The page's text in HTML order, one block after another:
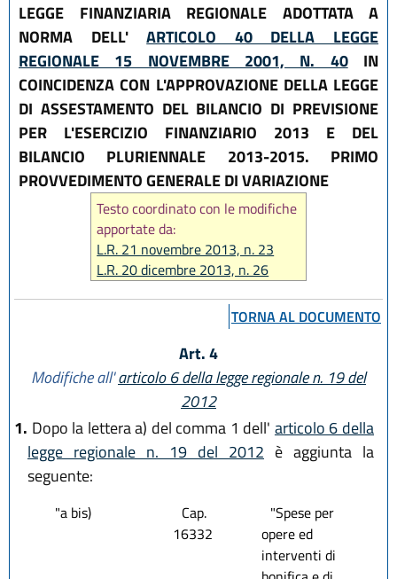
LEGGE FINANZIARIA REGIONALE ADOTTATA A
NORMA DELL'ARTICOLO 40 DELLA LEGGE
REGIONALE 15 NOVEMBRE 2001, N. 40IN
COINCIDENZA CON L'APPROVAZIONE DELLA LEGGE
DI ASSESTAMENTO DEL BILANCIO DI PREVISIONE
PER L'ESERCIZIO FINANZIARIO 2013 E DEL
BILANCIO PLURIENNALE 2013-2015. PRIMO
PROVVEDIMENTO GENERALE DI VARIAZIONE
Testo coordinato con le modifiche
apportate da:
L.R. 21 novembre 2013, n. 23
L.R. 20 dicembre 2013, n. 26
TORNA AL DOCUMENTO
Art. 4
Modifiche all'articolo 6 della legge regionale n. 19 del
2012
1. Dopo la lettera a) del comma 1 dell' articolo 6 della
legge regionale n. 19 del 2012 è aggiunta la
seguente:
"a bis)
Cap.
16332
"Spese per
opere ed
interventi di